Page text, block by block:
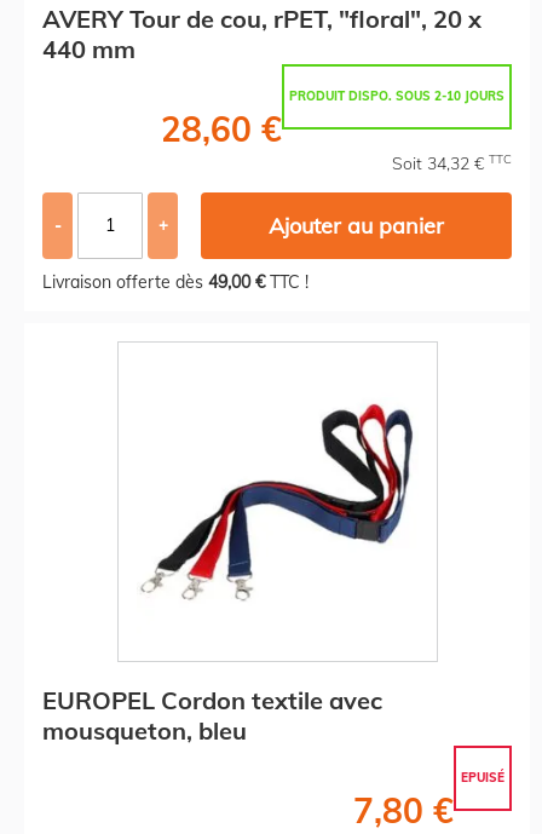
AVERY Tour de cou, rPET, "floral", 20 x
440 mm
PRODUIT DISPO. SOUS 2-10 JOURS
28,60 €
Soit 34,32 € TTC
- + Ajouter au panier
Livraison offerte dès 49,00 €TTC !
EUROPEL Cordon textile avec
mousqueton, bleu
EPUISÉ
7,80 €